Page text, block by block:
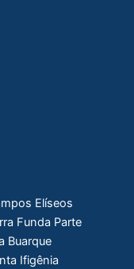
Elíseos
Funda Parte
Buarque
Ifigênia